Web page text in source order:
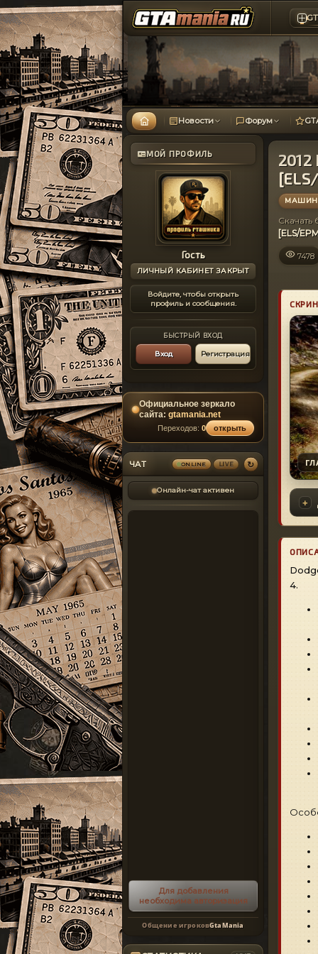
Новости Форум
МОЙ ПРОФИЛЬ
Гость
ЛИЧНЫЙ КАБИНЕТ ЗАКРЫТ
Войдите, чтобы открыть
профиль и сообщения.
БЫСТРЫЙ ВХОД
Вход Регистрация
Официальное зеркало
сайта: gtamania.net
Переходов: 0 открыть
ЧАТ ONLINE LIVE ↻
Онлайн-чат активен
Для добавления
необходима авторизация
Общение игроковGtaMania
2012
[ELS/
7478
4.